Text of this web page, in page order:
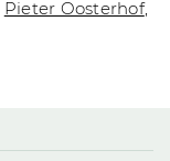
Pieter Oosterhof,